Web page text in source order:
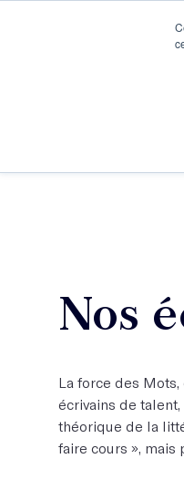
Je participe à une
Nos
La force des Mots,
écrivains de
théorique de la
faire cours », mais